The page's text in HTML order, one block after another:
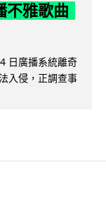
不雅歌曲
日廣播系統離奇
入侵，正調查事